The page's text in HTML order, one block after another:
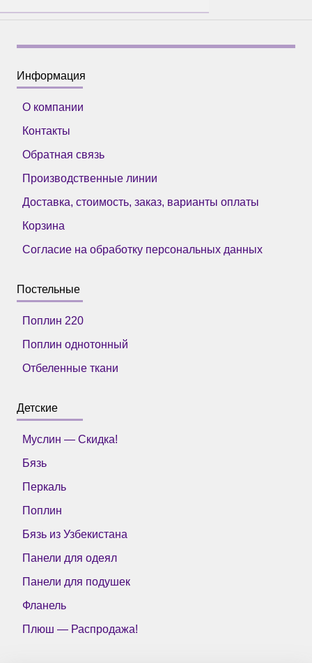
Информация
О компании
Контакты
Обратная связь
Производственные линии
Доставка, стоимость, заказ, варианты оплаты
Корзина
Согласие на обработку персональных данных
Постельные
Поплин 220
Поплин однотонный
Отбеленные ткани
Детские
Муслин — Скидка!
Бязь
Перкаль
Поплин
Бязь из Узбекистана
Панели для одеял
Панели для подушек
Фланель
Плюш — Распродажа!